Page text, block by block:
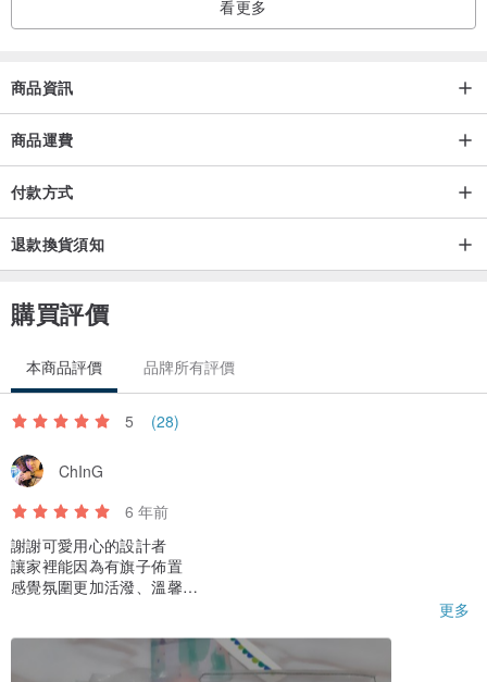
看更多
商品資訊
商品運費
付款方式
退款換貨須知
購買評價
本商品評價 品牌所有評價
5 (28)
ChInG
6 年前
謝謝可愛用心的設計者
讓家裡能因為有旗子佈置
感覺氛圍更加活潑、溫馨
更多